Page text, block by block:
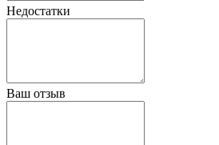
Недостатки
Ваш отзыв